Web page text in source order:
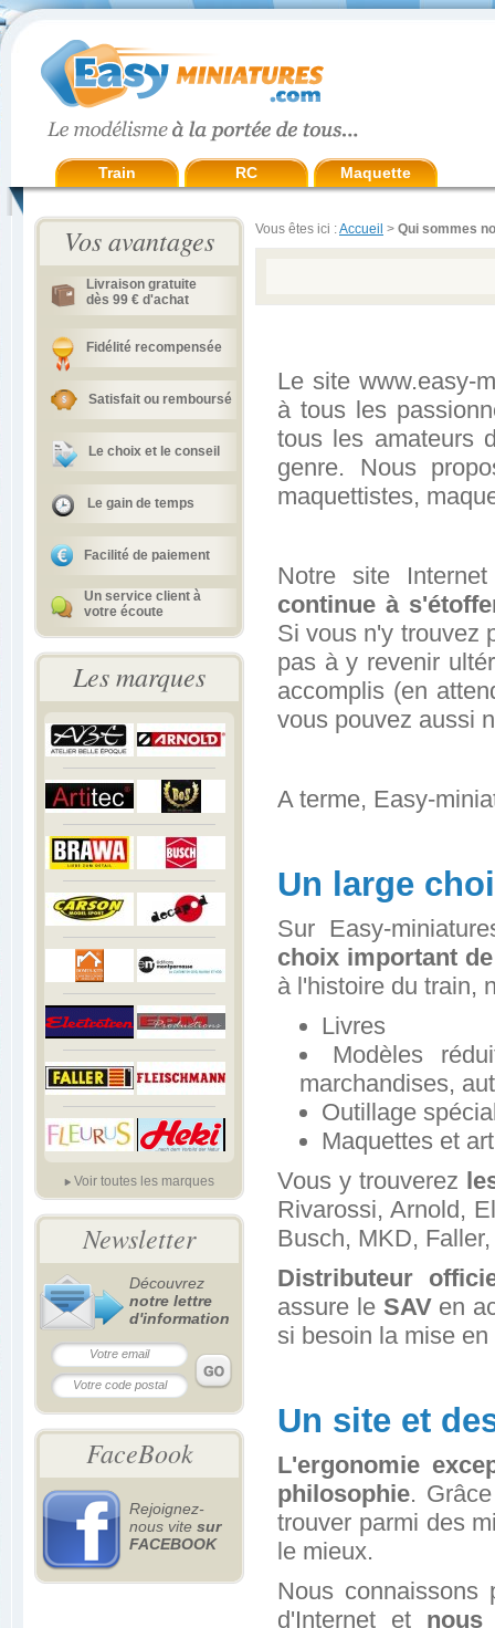
Train RC Maquette
Vos avantages
Livraison gratuite
dès 99 € d'achat
Fidélité recompensée
Satisfait ou remboursé
Le choix et le conseil
Le gain de temps
Facilité de paiement
Un service client à
votre écoute
Les marques
Voir toutes les marques
Newsletter
Découvrez
notre lettre
d'information
FaceBook
Rejoignez-
nous vite sur
FACEBOOK
Vous êtes ici :Accueil > Qui sommes
Le site www.easy-
à tous les
tous les amateurs
genre. Nous
maquettistes,
Notre site
continue à
Si vous n'y trouvez
pas à y revenir
accomplis (en
vous pouvez aussi
A terme, Easy-
Un large
Sur Easy-
choix important
à l'histoire du train,
Livres
Modèles
marchandises,
Outillage
Maquettes et
Vous y trouverez
Rivarossi, Arnold,
Busch, MKD,
Distributeur
assure le SAVen
si besoin la mise
Un site et
L'ergonomie
philosophie.
trouver parmi des
le mieux.
Nous connaissons
d'Internet et nous